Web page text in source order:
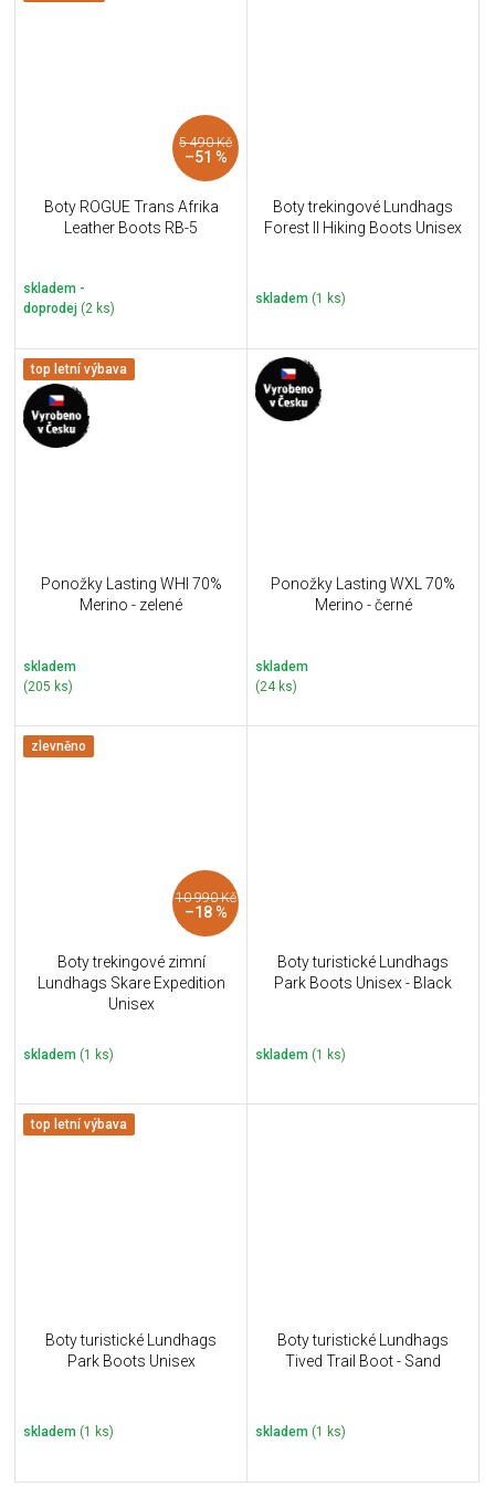
5 490 Kč
–51 %
Boty ROGUE Trans Afrika
Leather Boots RB-5
skladem -
doprodej (2 ks)
Boty trekingové Lundhags
Forest II Hiking Boots Unisex
skladem (1 ks)
top letní výbava
Ponožky Lasting WHI 70%
Merino - zelené
skladem
(205 ks)
Ponožky Lasting WXL 70%
Merino - černé
skladem
(24 ks)
zlevněno
10 990 Kč
–18 %
Boty trekingové zimní
Lundhags Skare Expedition
Unisex
skladem (1 ks)
Boty turistické Lundhags
Park Boots Unisex - Black
skladem (1 ks)
top letní výbava
Boty turistické Lundhags
Park Boots Unisex
skladem (1 ks)
Boty turistické Lundhags
Tived Trail Boot - Sand
skladem (1 ks)